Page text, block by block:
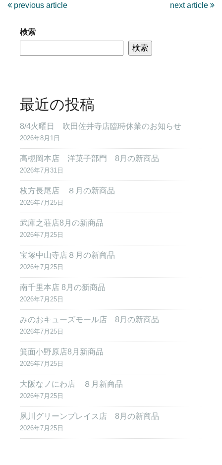
previous article next article
検索
検索
最近の投稿
8/4火曜日 吹田佐井寺店臨時休業のお知らせ
2026年8月1日
高槻岡本店 洋菓子部門 8月の新商品
2026年7月31日
枚方長尾店 ８月の新商品
2026年7月25日
武庫之荘店8月の新商品
2026年7月25日
宝塚中山寺店８月の新商品
2026年7月25日
南千里本店 8月の新商品
2026年7月25日
みのおキューズモール店 8月の新商品
2026年7月25日
箕面小野原店8月新商品
2026年7月25日
大阪なノにわ店 ８月新商品
2026年7月25日
夙川グリーンプレイス店 8月の新商品
2026年7月25日